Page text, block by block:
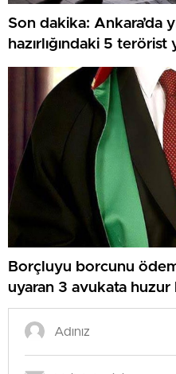
Son dakika: Ankara’da
hazırlığındaki 5 terörist
Borçluyu borcunu
uyaran 3 avukata huzur